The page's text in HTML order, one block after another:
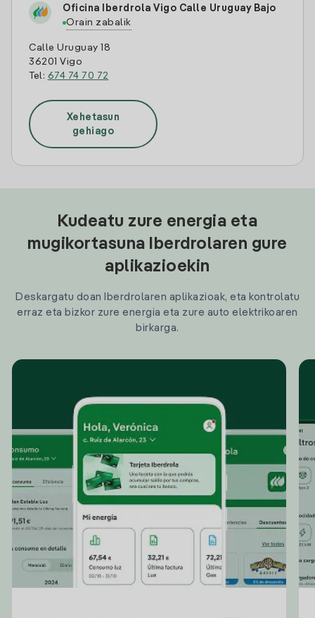
Oficina Iberdrola Vigo Calle Uruguay Bajo
Orain zabalik
Calle Uruguay 18
36201 Vigo
Tel: 674 74 70 72
Xehetasun
gehiago
Kudeatu zure energia eta
mugikortasuna Iberdrolaren gure
aplikazioekin
Deskargatu doan Iberdrolaren aplikazioak, eta kontrolatu
erraz eta bizkor zure energia eta zure auto elektrikoaren
birkarga.